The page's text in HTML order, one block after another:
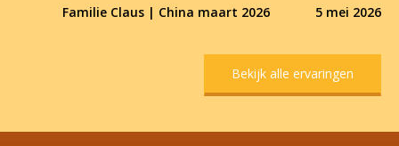
Familie Claus | China maart 2026 5 mei 2026
Bekijk alle ervaringen